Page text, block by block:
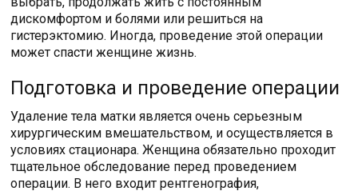
дискомфортом и болями или решиться на
гистерэктомию. Иногда, проведение этой операции
может спасти женщине жизнь.
Подготовка и проведение операции
Удаление тела матки является очень серьезным
хирургическим вмешательством, и осуществляется в
условиях стационара. Женщина обязательно проходит
тщательное обследование перед проведением
операции. В него входит рентгенография,